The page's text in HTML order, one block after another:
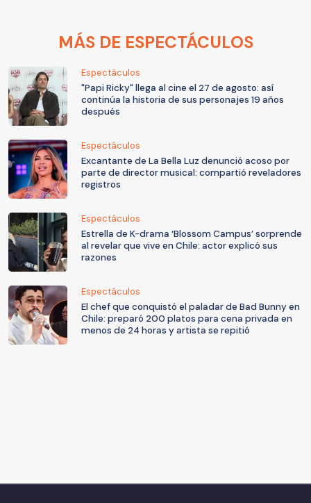
MÁS DE ESPECTÁCULOS
Espectáculos
"Papi Ricky" llega al cine el 27 de agosto: así
continúa la historia de sus personajes 19 años
después
Espectáculos
Excantante de La Bella Luz denunció acoso por
parte de director musical: compartió reveladores
registros
Espectáculos
Estrella de K-drama ‘Blossom Campus’ sorprende
al revelar que vive en Chile: actor explicó sus
razones
Espectáculos
El chef que conquistó el paladar de Bad Bunny en
Chile: preparó 200 platos para cena privada en
menos de 24 horas y artista se repitió